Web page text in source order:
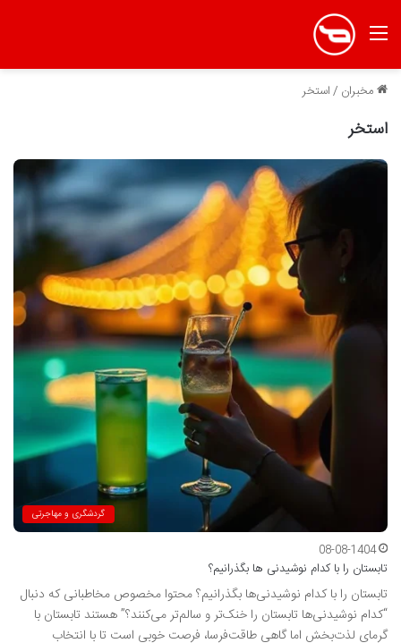
منو
مخبران /استخر
استخر
گردشگری و مهاجرتی
08-08-1404
تابستان را با کدام نوشیدنی ها بگذرانیم؟
تابستان را با کدام نوشیدنی‌ها بگذرانیم؟ محتوا مخصوص مخاطبانی که دنبال
“کدام نوشیدنی‌ها تابستان را خنک‌تر و سالم‌تر می‌کنند؟” هستند تابستان با
گرمای لذت‌بخش اما گاهی طاقت‌فرسا، فرصت خوبی است تا با انتخاب